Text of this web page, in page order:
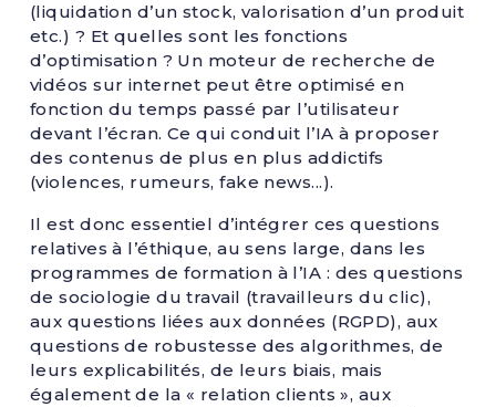
(liquidation d’un stock, valorisation d’un produit
etc.) ? Et quelles sont les fonctions
d’optimisation ? Un moteur de recherche de
vidéos sur internet peut être optimisé en
fonction du temps passé par l’utilisateur
devant l’écran. Ce qui conduit l’IA à proposer
des contenus de plus en plus addictifs
(violences, rumeurs, fake news...).
Il est donc essentiel d’intégrer ces questions
relatives à l’éthique, au sens large, dans les
programmes de formation à l’IA : des questions
de sociologie du travail (travailleurs du clic),
aux questions liées aux données (RGPD), aux
questions de robustesse des algorithmes, de
leurs explicabilités, de leurs biais, mais
également de la « relation clients », aux